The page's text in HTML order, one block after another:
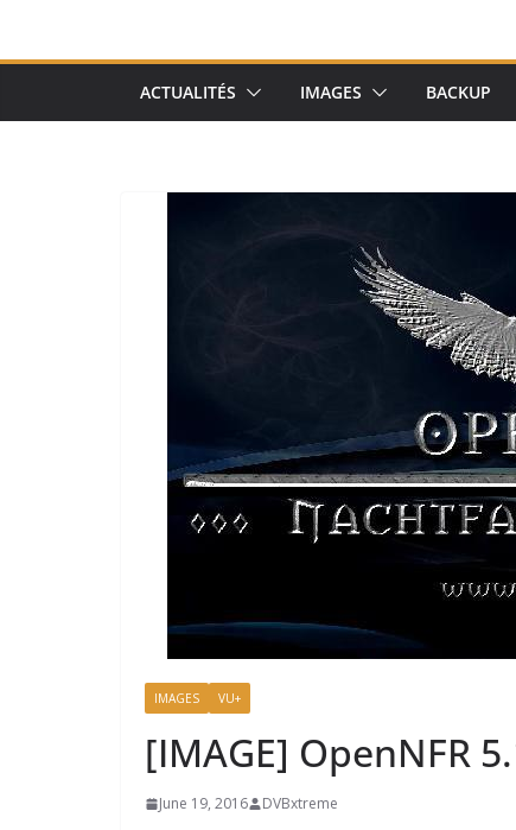
ACTUALITÉS IMAGES BACKUP
IMAGES VU+
[IMAGE] OpenNFR
June 19, 2016 DVBxtreme